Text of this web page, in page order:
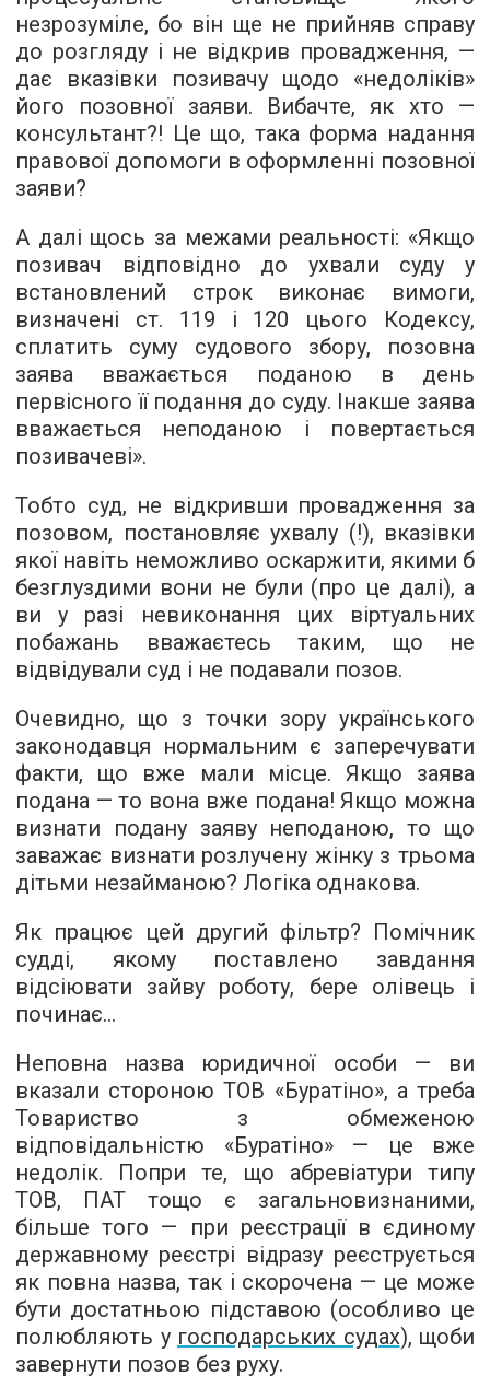
незрозуміле, бо він ще не прийняв справу
до розгляду і не відкрив провадження, —
дає вказівки позивачу щодо «недоліків»
його позовної заяви. Вибачте, як хто —
консультант?! Це що, така форма надання
правової допомоги в оформленні позовної
заяви?
А далі щось за межами реальності: «Якщо
позивач відповідно до ухвали суду у
встановлений строк виконає вимоги,
визначені ст. 119 і 120 цього Кодексу,
сплатить суму судового збору, позовна
заява вважається поданою в день
первісного її подання до суду. Інакше заява
вважається неподаною і повертається
позивачеві».
Тобто суд, не відкривши провадження за
позовом, постановляє ухвалу (!), вказівки
якої навіть неможливо оскаржити, якими б
безглуздими вони не були (про це далі), а
ви у разі невиконання цих віртуальних
побажань вважаєтесь таким, що не
відвідували суд і не подавали позов.
Очевидно, що з точки зору українського
законодавця нормальним є заперечувати
факти, що вже мали місце. Якщо заява
подана — то вона вже подана! Якщо можна
визнати подану заяву неподаною, то що
заважає визнати розлучену жінку з трьома
дітьми незайманою? Логіка однакова.
Як працює цей другий фільтр? Помічник
судді, якому поставлено завдання
відсіювати зайву роботу, бере олівець і
починає...
Неповна назва юридичної особи — ви
вказали стороною ТОВ «Буратіно», а треба
Товариство з обмеженою
відповідальністю «Буратіно» — це вже
недолік. Попри те, що абревіатури типу
ТОВ, ПАТ тощо є загальновизнаними,
більше того — при реєстрації в єдиному
державному реєстрі відразу реєструється
як повна назва, так і скорочена — це може
бути достатньою підставою (особливо це
полюбляють у господарських судах), щоби
завернути позов без руху.